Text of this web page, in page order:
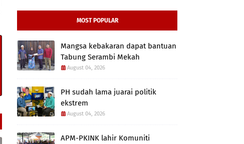
MOST POPULAR
Mangsa kebakaran dapat bantuan
Tabung Serambi Mekah
August 04, 2026
PH sudah lama juarai politik
ekstrem
August 04, 2026
APM-PKINK lahir Komuniti